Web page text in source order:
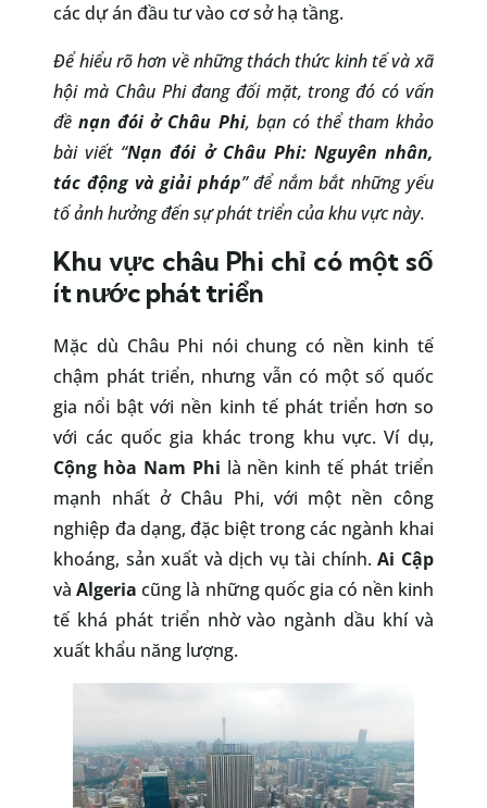
các dự án đầu tư vào cơ sở hạ tầng.
Để hiểu rõ hơn về những thách thức kinh tế và xã
hội mà Châu Phi đang đối mặt, trong đó có vấn
đềnạn đói ở Châu Phi, bạn có thể tham khảo
bài viết “Nạn đói ở Châu Phi: Nguyên nhân,
tác động và giải pháp” để nắm bắt những yếu
tố ảnh hưởng đến sự phát triển của khu vực này.
Khu vực châu Phi chỉ có một số
ít nước phát triển
Mặc dù Châu Phi nói chung có nền kinh tế
chậm phát triển, nhưng vẫn có một số quốc
gia nổi bật với nền kinh tế phát triển hơn so
với các quốc gia khác trong khu vực. Ví dụ,
Cộng hòa Nam Phi là nền kinh tế phát triển
mạnh nhất ở Châu Phi, với một nền công
nghiệp đa dạng, đặc biệt trong các ngành khai
khoáng, sản xuất và dịch vụ tài chính.Ai Cập
vàAlgeria cũng là những quốc gia có nền kinh
tế khá phát triển nhờ vào ngành dầu khí và
xuất khẩu năng lượng.